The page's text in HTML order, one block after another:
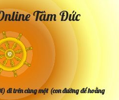
Tâm Đức
đi trên cùng một (con đường để hoằng